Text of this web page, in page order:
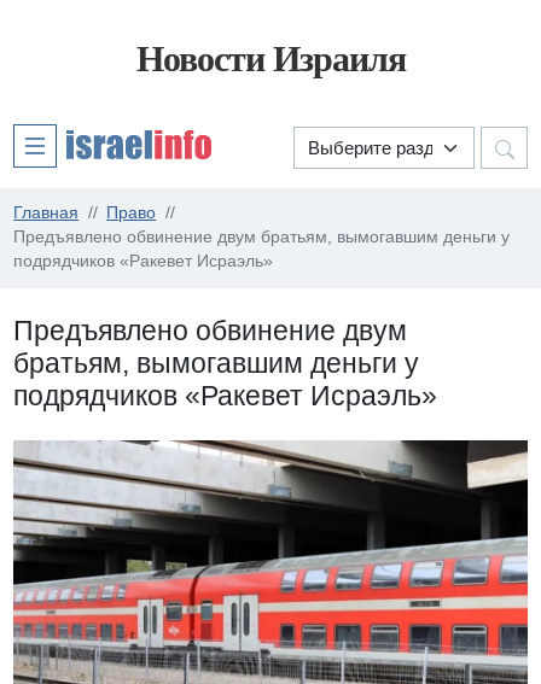
Новости Израиля
Главная
Право
Предъявлено обвинение двум братьям, вымогавшим деньги у
подрядчиков «Ракевет Исраэль»
Предъявлено обвинение двум
братьям, вымогавшим деньги у
подрядчиков «Ракевет Исраэль»